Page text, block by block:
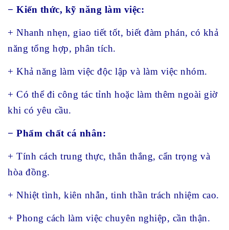
− Kiến thức, kỹ năng làm việc:
+ Nhanh nhẹn, giao tiết tốt, biết đàm phán, có khả
năng tổng hợp, phân tích.
+ Khả năng làm việc độc lập và làm việc nhóm.
+ Có thể đi công tác tỉnh hoặc làm thêm ngoài giờ
khi có yêu cầu.
− Phẩm chất cá nhân:
+ Tính cách trung thực, thẳn thắng, cẩn trọng và
hòa đồng.
+ Nhiệt tình, kiên nhẫn, tinh thần trách nhiệm cao.
+ Phong cách làm việc chuyên nghiệp, cần thận.